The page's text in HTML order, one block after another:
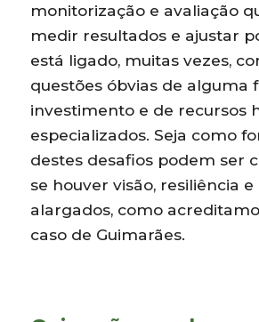
monitorização e avaliação
medir resultados e ajustar
está ligado, muitas vezes,
questões óbvias de alguma
investimento e de recursos
especializados. Seja como
destes desafios podem ser
se houver visão, resiliência
alargados, como
caso de Guimarães.